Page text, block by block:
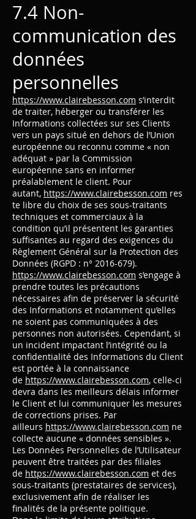
7.4 Non-
communication des
données
personnelles
https://www.clairebesson.com s’interdit
de traiter, héberger ou transférer les
Informations collectées sur ses Clients
vers un pays situé en dehors de l’Union
européenne ou reconnu comme « non
adéquat » par la Commission
européenne sans en informer
préalablement le client. Pour
autant, https://www.clairebesson.com res
te libre du choix de ses sous-traitants
techniques et commerciaux à la
condition qu’il présentent les garanties
suffisantes au regard des exigences du
Règlement Général sur la Protection des
Données (RGPD : n° 2016-679).
https://www.clairebesson.com s’engage à
prendre toutes les précautions
nécessaires afin de préserver la sécurité
des Informations et notamment qu’elles
ne soient pas communiquées à des
personnes non autorisées. Cependant, si
un incident impactant l’intégrité ou la
confidentialité des Informations du Client
est portée à la connaissance
de https://www.clairebesson.com, celle-ci
devra dans les meilleurs délais informer
le Client et lui communiquer les mesures
de corrections prises. Par
ailleurs https://www.clairebesson.com ne
collecte aucune « données sensibles ».
Les Données Personnelles de l’Utilisateur
peuvent être traitées par des filiales
de https://www.clairebesson.com et des
sous-traitants (prestataires de services),
exclusivement afin de réaliser les
finalités de la présente politique.